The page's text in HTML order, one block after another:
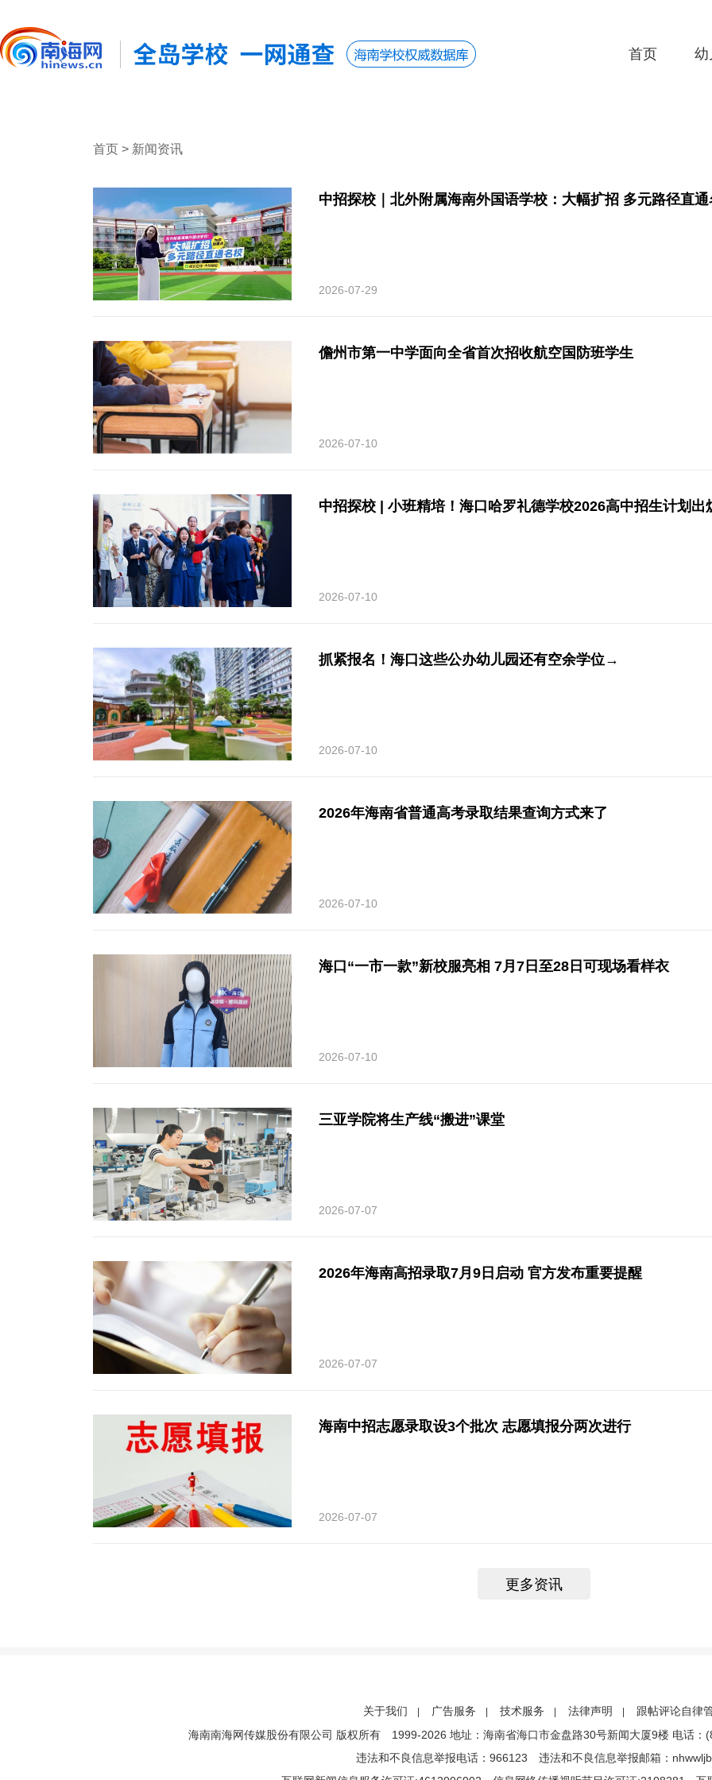
首页 幼
首页 > 新闻资讯
中招探校｜北外附属海南外国语学校：大幅扩招 多元路径直通
2026-07-29
儋州市第一中学面向全省首次招收航空国防班学生
2026-07-10
中招探校 | 小班精培！海口哈罗礼德学校2026高中招生计划出
2026-07-10
抓紧报名！海口这些公办幼儿园还有空余学位→
2026-07-10
2026年海南省普通高考录取结果查询方式来了
2026-07-10
海口“一市一款”新校服亮相 7月7日至28日可现场看样衣
2026-07-10
三亚学院将生产线“搬进”课堂
2026-07-07
2026年海南高招录取7月9日启动 官方发布重要提醒
2026-07-07
海南中招志愿录取设3个批次 志愿填报分两次进行
2026-07-07
更多资讯
关于我们 广告服务 技术服务 法律声明
跟帖评论自律
海南南海网传媒股份有限公司 版权所有 1999-2026 地址：海南省海口市金盘路30号新闻大厦9楼 电话
违法和不良信息举报电话：966123 违法和不良信息举报邮箱：